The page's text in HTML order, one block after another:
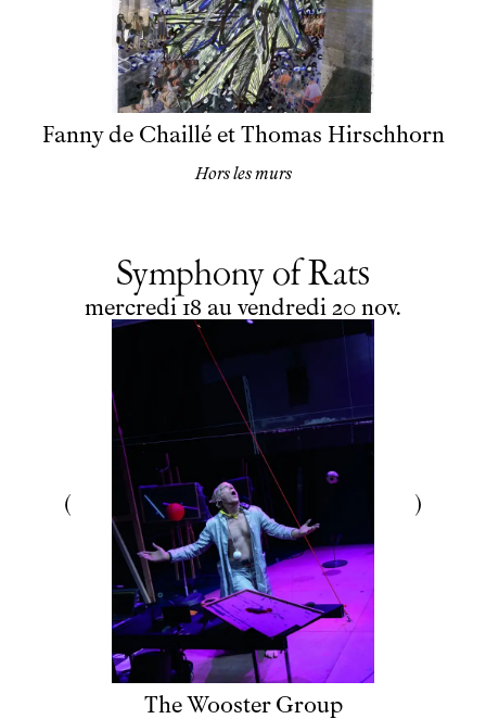
Fanny de Chaillé et Thomas Hirschhorn
Hors les murs
Symphony of Rats
du
mercredi
mercredi 18 au au
vendredi
vendredi 20 novembre
nov.
The Wooster Group